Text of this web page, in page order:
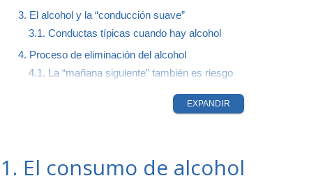
3. El alcohol y la “conducción suave”
3.1. Conductas típicas cuando hay alcohol
4. Proceso de eliminación del alcohol
4.1. La “mañana siguiente” también es riesgo
5. Cómo se detecta el alcohol en el organismo
6.1. Enfoque profesional (pasajeros y cargas)
EXPANDIR
1. El consumo de alcohol